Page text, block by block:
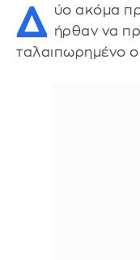
Δ ύο ακόμα
ήρθαν να
ταλαιπωρημένο